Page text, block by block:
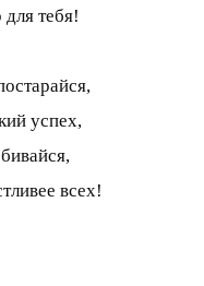
тебя!
успех,
всех!